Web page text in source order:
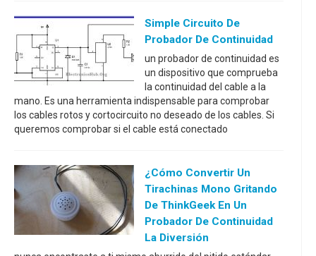
Simple Circuito De
Probador De Continuidad
un probador de continuidad es
un dispositivo que comprueba
la continuidad del cable a la
mano. Es una herramienta indispensable para comprobar
los cables rotos y cortocircuito no deseado de los cables. Si
queremos comprobar si el cable está conectado
¿Cómo Convertir Un
Tirachinas Mono Gritando
De ThinkGeek En Un
Probador De Continuidad
La Diversión